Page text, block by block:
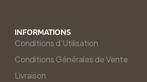
INFORMATIONS
Conditions d'Utilisation
Conditions Générales de Vente
Livraison